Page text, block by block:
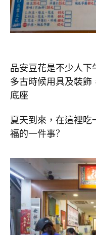
品安豆花是不少人
多古時候用具及裝
底座
夏天到來，在這裡
福的一件事?